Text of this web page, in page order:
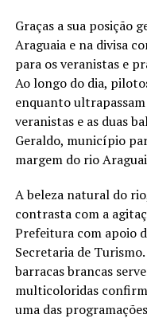
Graças a sua posição
Araguaia e na divisa
para os veranistas e
Ao longo do dia,
enquanto
veranistas e as duas
Geraldo, município
margem do rio
A beleza natural do
contrasta com a
Prefeitura com apoio
Secretaria de
barracas brancas
multicoloridas
uma das